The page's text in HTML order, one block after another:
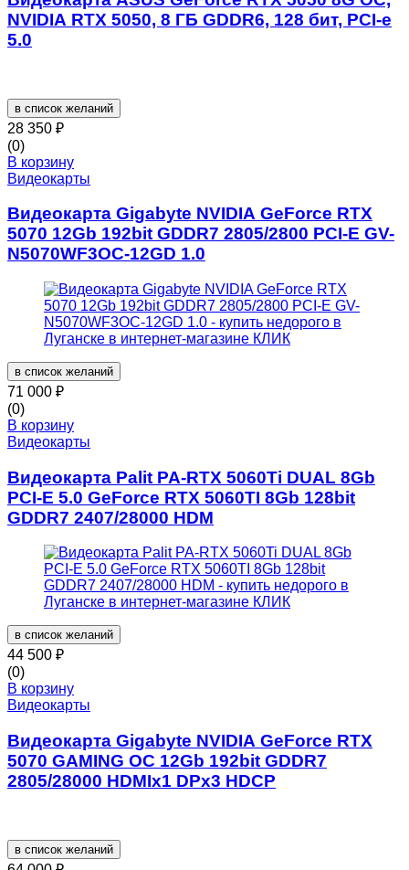
NVIDIA RTX 5050, 8 ГБ GDDR6, 128 бит, PCI-e
5.0
в список желаний
28 350 ₽
(0)
В корзину
Видеокарты
Видеокарта Gigabyte NVIDIA GeForce RTX
5070 12Gb 192bit GDDR7 2805/2800 PCI-E GV-
N5070WF3OC-12GD 1.0
в список желаний
71 000 ₽
(0)
В корзину
Видеокарты
Видеокарта Palit PA-RTX 5060Ti DUAL 8Gb
PCI-E 5.0 GeForce RTX 5060TI 8Gb 128bit
GDDR7 2407/28000 HDM
в список желаний
44 500 ₽
(0)
В корзину
Видеокарты
Видеокарта Gigabyte NVIDIA GeForce RTX
5070 GAMING OC 12Gb 192bit GDDR7
2805/28000 HDMIx1 DPx3 HDCP
в список желаний